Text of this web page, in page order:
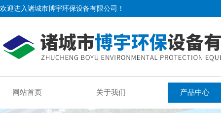
欢迎进入诸城市博宇环保设备有限公司！
网站首页 关于我们 产品中心